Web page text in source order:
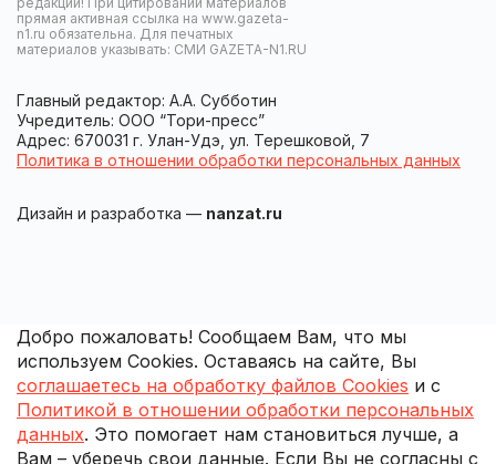
прямая активная ссылка на www.gazeta-
n1.ru обязательна. Для печатных
материалов указывать: СМИ GAZETA-N1.RU
Главный редактор: А.А. Субботин
Учредитель: ООО “Тори-пресс”
Адрес: 670031 г. Улан-Удэ, ул. Терешковой, 7
Политика в отношении обработки персональных данных
Дизайн и разработка — nanzat.ru
Добро пожаловать! Сообщаем Вам, что мы
используем Cookies. Оставаясь на сайте, Вы
соглашаетесь на обработку файлов Cookies и с
Политикой в отношении обработки персональных
данных. Это помогает нам становиться лучше, а
Вам – уберечь свои данные. Если Вы не согласны с